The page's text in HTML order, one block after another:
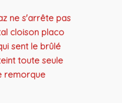
ne s'arrête pas
cloison placo
sent le brûlé
toute seule
remorque